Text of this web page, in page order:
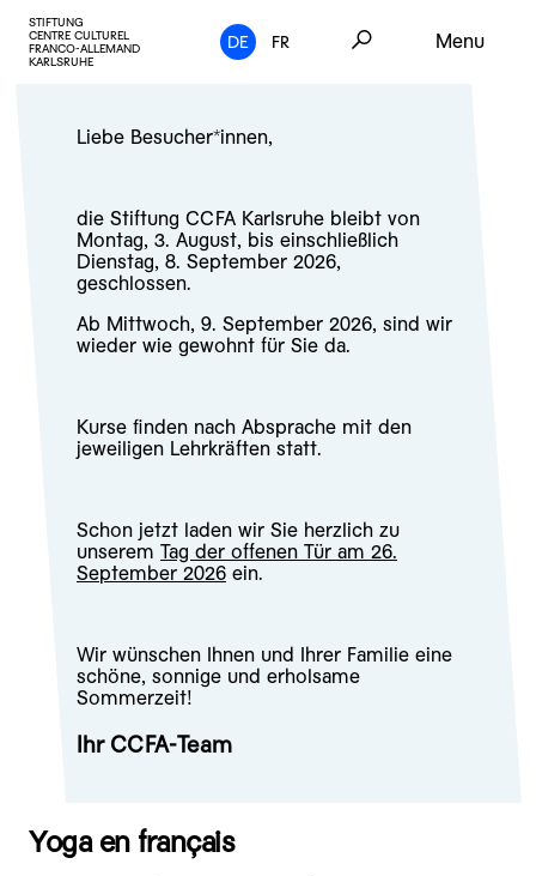
STIFTUNG
CENTRE CULTUREL
FRANCO-ALLEMAND
KARLSRUHE
DE FR Menu
Liebe Besucher*innen,
die Stiftung CCFA Karlsruhe bleibt von
Montag, 3. August, bis einschließlich
Dienstag, 8. September 2026,
geschlossen.
Ab Mittwoch, 9. September 2026, sind wir
wieder wie gewohnt für Sie da.
Kurse finden nach Absprache mit den
jeweiligen Lehrkräften statt.
Schon jetzt laden wir Sie herzlich zu
unserem Tag der offenen Tür am 26.
September 2026ein.
Wir wünschen Ihnen und Ihrer Familie eine
schöne, sonnige und erholsame
Sommerzeit!
Ihr CCFA-Team
Yoga en français